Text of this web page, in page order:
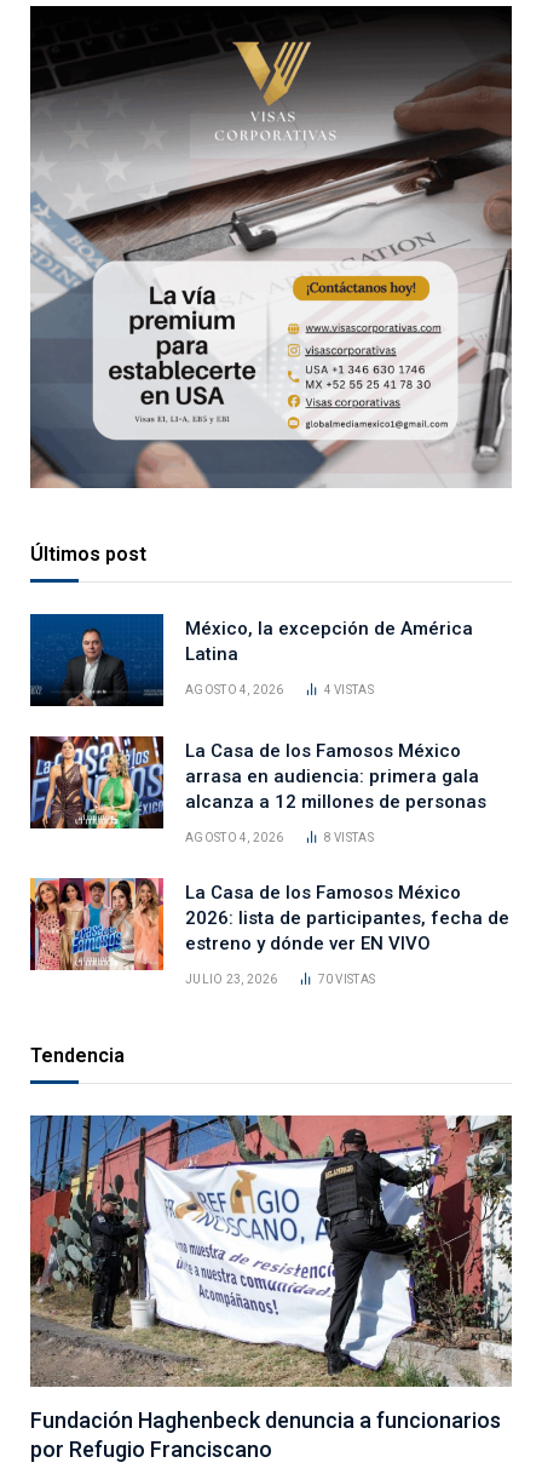
Últimos post
México, la excepción de América
Latina
AGOSTO 4, 2026 4VISTAS
La Casa de los Famosos México
arrasa en audiencia: primera gala
alcanza a 12 millones de personas
AGOSTO 4, 2026 8VISTAS
La Casa de los Famosos México
2026: lista de participantes, fecha de
estreno y dónde ver EN VIVO
JULIO 23, 2026 70VISTAS
Tendencia
Fundación Haghenbeck denuncia a funcionarios
por Refugio Franciscano